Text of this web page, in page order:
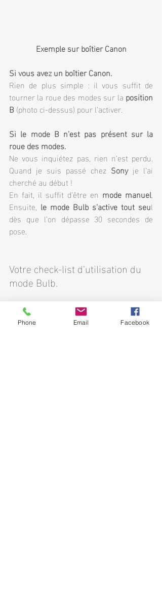
Exemple sur boîtier Canon
Si vous avez un boîtier Canon.
Rien de plus simple : il vous suffit de
tourner la roue des modes sur la position
B (photo ci-dessus) pour l’activer.
Si le mode B n’est pas présent sur la
roue des modes.
Ne vous inquiétez pas, rien n’est perdu.
Quand je suis passé chez Sony je l’ai
cherché au début !
En fait, il suffit d’être en mode manuel.
Ensuite, le mode Bulb s’active tout seul
dès que l’on dépasse 30 secondes de
pose.
Votre check-list d’utilisation du
mode Bulb.
Pour réussir votre prise de vue en pose
longue, suivez la recette ci-dessous :
Phone Email Facebook